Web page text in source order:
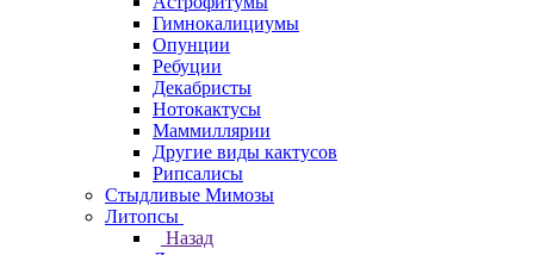
Гимнокалициумы
Опунции
Ребуции
Декабристы
Нотокактусы
Маммиллярии
Другие виды кактусов
Рипсалисы
Стыдливые Мимозы
Литопсы
Назад